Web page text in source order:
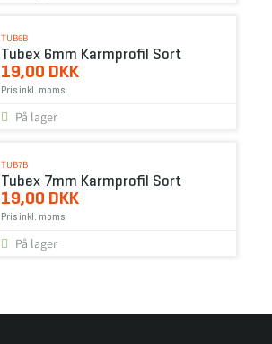
TUB6B
Tubex 6mm Karmprofil Sort
19,00 DKK
Pris inkl. moms
På lager
TUB7B
Tubex 7mm Karmprofil Sort
19,00 DKK
Pris inkl. moms
På lager